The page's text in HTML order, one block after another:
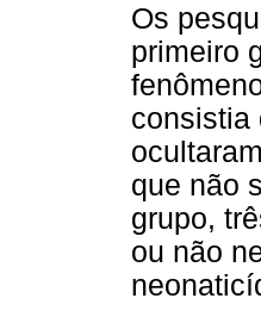
Os
primeiro
consistia
que não
grupo,
ou não